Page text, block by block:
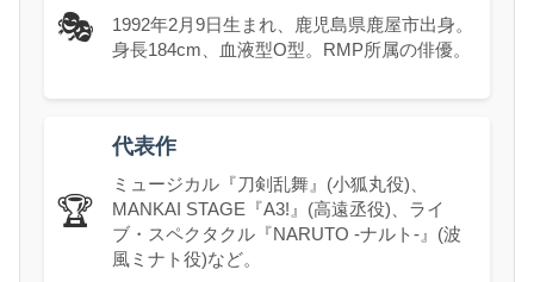
🎭
1992年2月9日生まれ、鹿児島県鹿屋市出身。
身長184cm、血液型O型。RMP所属の俳優。
🏆
代表作
ミュージカル『刀剣乱舞』(小狐丸役)、
MANKAI STAGE『A3!』(高遠丞役)、ライ
ブ・スペクタクル『NARUTO -ナルト-』(波
風ミナト役)など。